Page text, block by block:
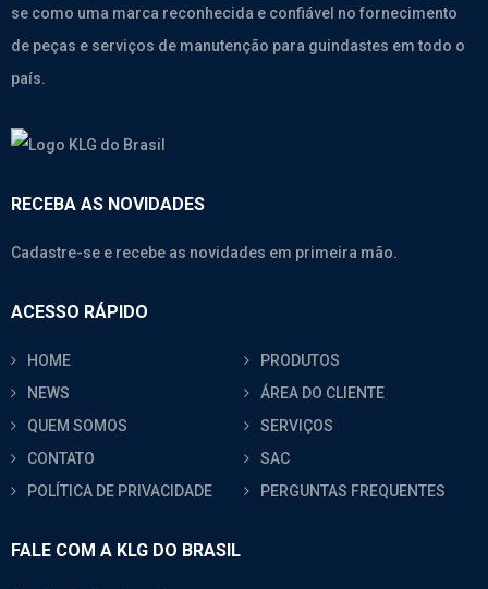
se como uma marca reconhecida e confiável no fornecimento
de peças e serviços de manutenção para guindastes em todo o
país.
RECEBA AS NOVIDADES
Cadastre-se e recebe as novidades em primeira mão.
ACESSO RÁPIDO
HOME
PRODUTOS
NEWS
ÁREA DO CLIENTE
QUEM SOMOS
SERVIÇOS
CONTATO
SAC
POLÍTICA DE PRIVACIDADE
PERGUNTAS FREQUENTES
FALE COM A KLG DO BRASIL